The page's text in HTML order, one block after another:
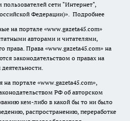
сети "Интернет",
Федерации)». Подробнее
на портале «www.gazeta45.com»
авторами и читателями,
права. Права «www.gazeta45.com» на
законодательством о правах на
портале «www.gazeta45.com»,
РФ об авторском
кем-либо в какой бы то ни было
распространению, переработке